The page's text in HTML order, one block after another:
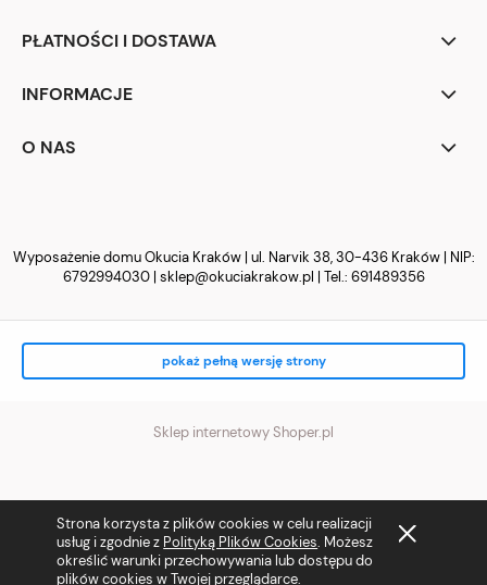
Strona korzysta z plików cookies w celu realizacji
usług i zgodnie z Polityką Plików Cookies. Możesz
określić warunki przechowywania lub dostępu do
plików cookies w Twojej przeglądarce.
PŁATNOŚCI I DOSTAWA
INFORMACJE
O NAS
Wyposażenie domu Okucia Kraków | ul. Narvik 38, 30-436 Kraków | NIP:
6792994030 | sklep@okuciakrakow.pl | Tel.: 691489356
pokaż pełną wersję strony
Sklep internetowy Shoper.pl